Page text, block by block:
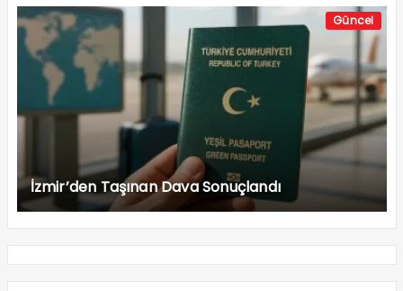
Güncel
İzmir’den Taşınan Dava Sonuçlandı